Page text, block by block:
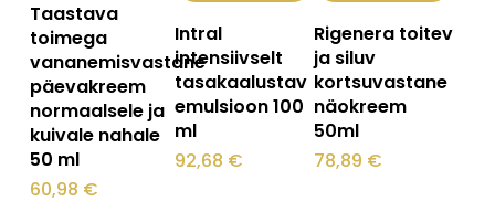
Taastava
toimega
vananemisvastane
päevakreem
normaalsele ja
kuivale nahale
50 ml
60,98 €
Intral
intensiivselt
tasakaalustav
emulsioon 100
ml
92,68 €
Rigenera toitev
ja siluv
kortsuvastane
näokreem
50ml
78,89 €